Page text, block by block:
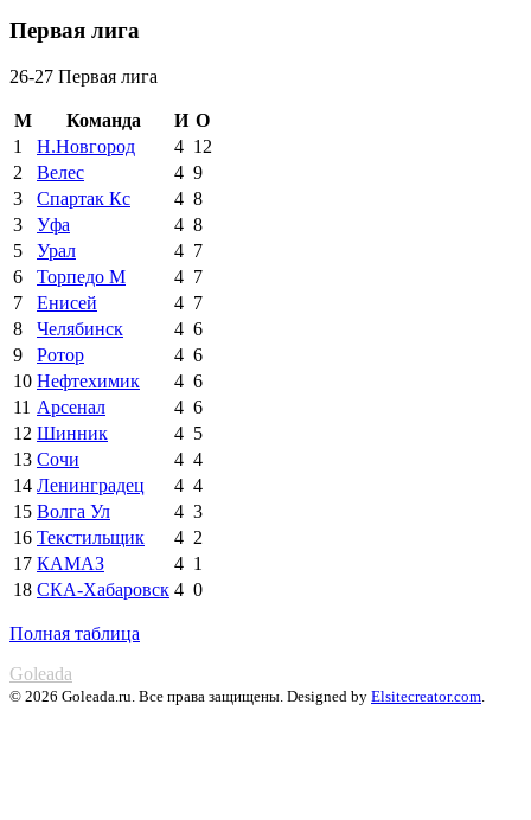
Первая лига
26-27 Первая лига
М Команда И О
1
Н.Новгород 4 12
2
Велес 4 9
3
Спартак Кс 4 8
3
Уфа 4 8
5
Урал 4 7
6
Торпедо М 4 7
7
Енисей 4 7
8
Челябинск 4 6
9
Ротор 4 6
10 Нефтехимик 4 6
11 Арсенал 4 6
12 Шинник 4 5
13 Сочи 4 4
14 Ленинградец 4 4
15 Волга Ул 4 3
16 Текстильщик 4 2
17 КАМАЗ 4 1
18 СКА-Хабаровск 4 0
Полная таблица
Goleada
© 2026 Goleada.ru. Все права защищены. Designed by Elsitecreator.com.